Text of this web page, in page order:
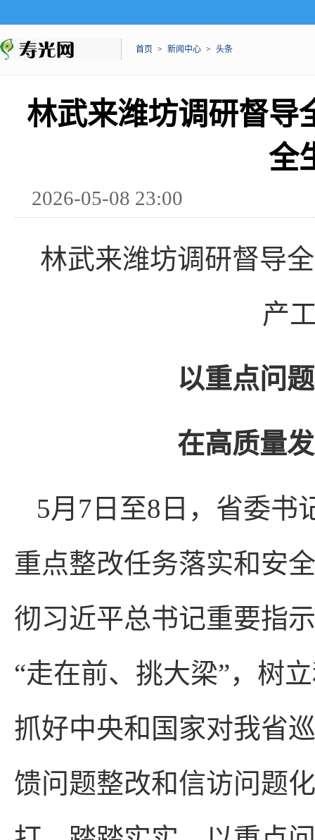
首页 > 新闻中心 > 头条
林武来潍坊调研督导
全
2026-05-08 23:00
林武来潍坊调研督导
产
以重点问
在高质量
5月7日至8日，省委书
重点整改任务落实和安
彻习近平总书记重要指
“走在前、挑大梁”，树
抓好中央和国家对我省
馈问题整改和信访问题